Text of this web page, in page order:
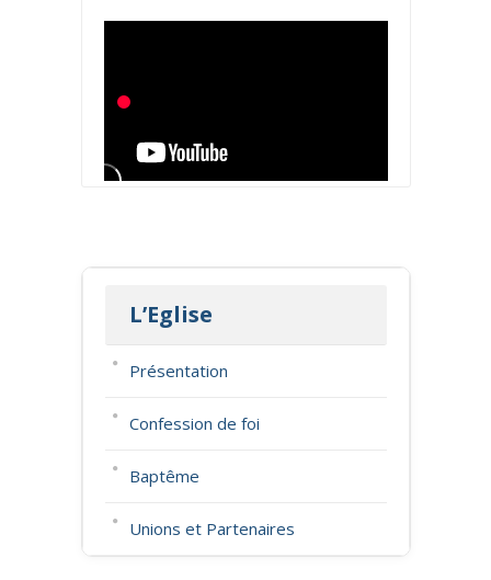
L’Eglise
Présentation
Confession de foi
Baptême
Unions et Partenaires